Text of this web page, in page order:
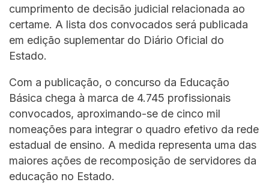
cumprimento de decisão judicial relacionada ao
certame. A lista dos convocados será publicada
em edição suplementar do Diário Oficial do
Estado.
Com a publicação, o concurso da Educação
Básica chega à marca de 4.745 profissionais
convocados, aproximando-se de cinco mil
nomeações para integrar o quadro efetivo da rede
estadual de ensino. A medida representa uma das
maiores ações de recomposição de servidores da
educação no Estado.